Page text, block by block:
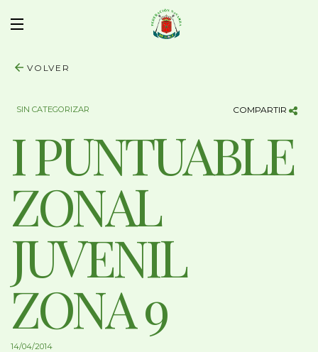
VOLVER
SIN CATEGORIZAR COMPARTIR
I PUNTUABLE
ZONAL
JUVENIL
ZONA 9
14/04/2014